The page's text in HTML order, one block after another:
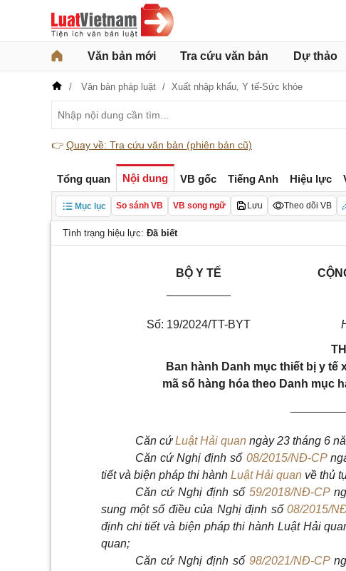
Văn bản mới Tra cứu văn bản Dự thảo
Văn bản pháp luật Xuất nhập khẩu, Y tế-Sức khỏe
👉 Quay về: Tra cứu văn bản (phiên bản cũ)
Tổng quan Nội dung VB gốc Tiếng Anh Hiệu lực
Mục lục So sánh VB VB song ngữ Lưu Theo dõi VB
Tình trạng hiệu lực: Đã biết
BỘ Y TẾ
Số: 19/2024/TT-BYT
Ban hành Danh mục thiết bị y
mã số hàng hóa theo Danh mục
Căn cứLuật Hải quan ngày 23 tháng 6
Căn cứNghị định số 08/2015/NĐ-CP
tiết và biện pháp thi hành Luật Hải quan về thủ
Căn cứNghị định số59/2018/NĐ-CP
sung một số điều của Nghị định số08/2015/
định chi tiết và biện pháp thi hành Luật Hải
quan;
Căn cứ Nghị định số 98/2021/NĐ-CP